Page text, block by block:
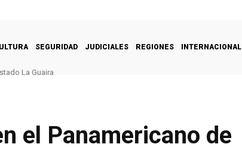
SEGURIDAD JUDICIALES REGIONES INTERNACIONAL
La Guaira
el Panamericano de